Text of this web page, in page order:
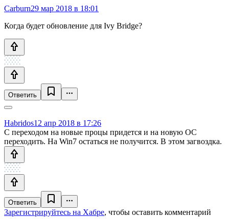
Carburn29 мар 2018 в 18:01
Когда будет обновление для Ivy Bridge?
Ответить
Habridos12 апр 2018 в 17:26
С переходом на новые процы придется и на новую ОС
переходить. На Win7 остаться не получится. В этом загвоздка.
Ответить
Зарегистрируйтесь на Хабре, чтобы оставить комментарий